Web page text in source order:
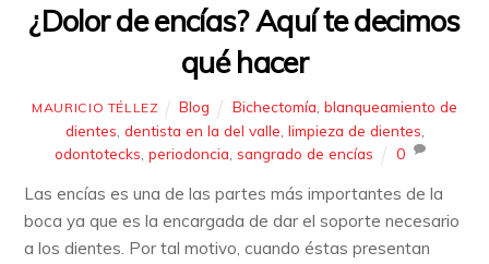
¿Dolor de encías? Aquí te decimos
qué hacer
MAURICIO TÉLLEZ Blog Bichectomía blanqueamiento de
dientes dentista en la del valle limpieza de dientes
odontotecks ,periodoncia ,sangrado de encías 0
Las encías es una de las partes más importantes de la
boca ya que es la encargada de dar el soporte necesario
a los dientes. Por tal motivo, cuando éstas presentan